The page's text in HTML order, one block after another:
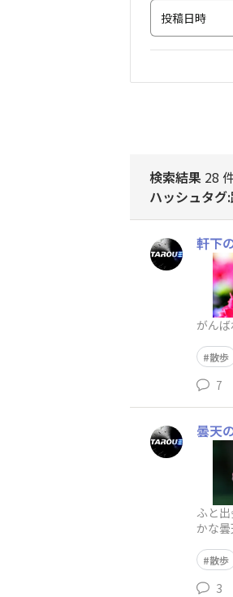
投稿日時
検索結果 28
ハッシュタグ
軒下
がん
散歩
7
曇天
ふと
かな
散歩
3